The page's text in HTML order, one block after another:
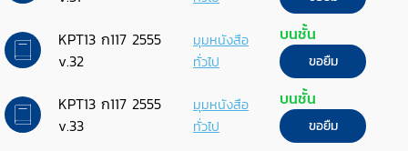
KPT13 ก117 2555
v.32
มุมหนังสือ
ทั่วไป
บนชั้น
ขอยืม
KPT13 ก117 2555
v.33
มุมหนังสือ
ทั่วไป
บนชั้น
ขอยืม